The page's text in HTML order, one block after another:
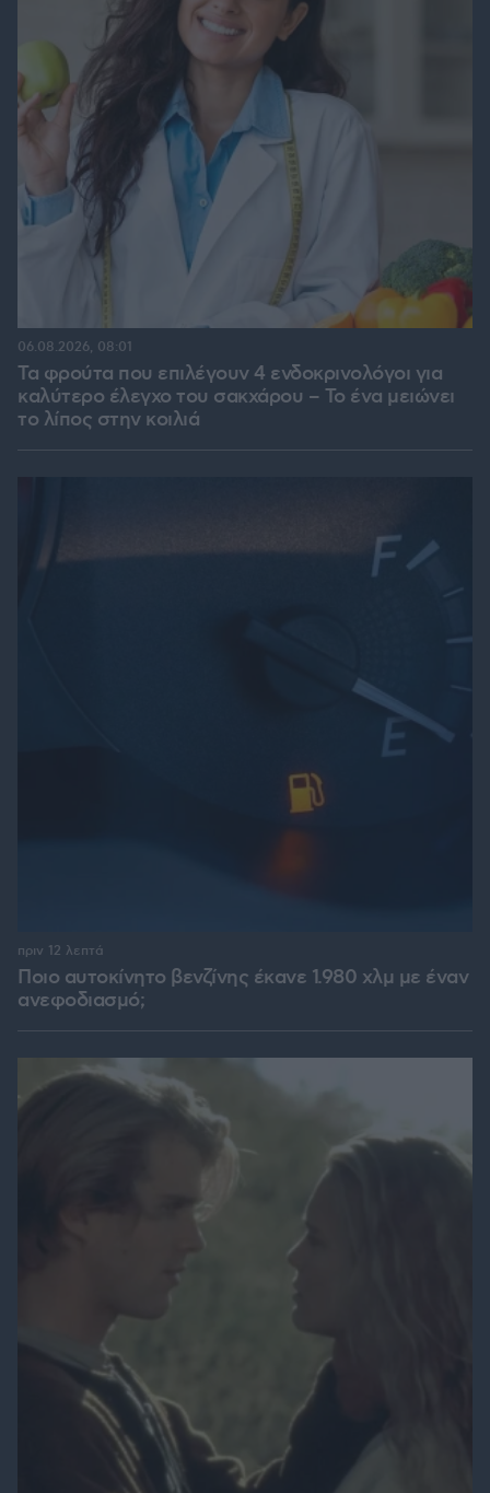
Τα φρούτα που επιλέγουν 4 ενδοκρινολόγοι για
καλύτερο έλεγχο του σακχάρου – Το ένα μειώνει
το λίπος στην κοιλιά
06.08.2026, 08:01
Ποιο αυτοκίνητο βενζίνης έκανε 1.980 χλμ με έναν
ανεφοδιασμό;
πριν 12 λεπτά